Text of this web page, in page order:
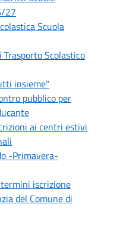
27
Scuola
Scolastico
insieme"
pubblico per
ai centri estivi
-Primavera-
termini iscrizione
del Comune di